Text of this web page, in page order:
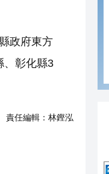
政府東方
、彰化縣3
責任編輯： 林鏗泓